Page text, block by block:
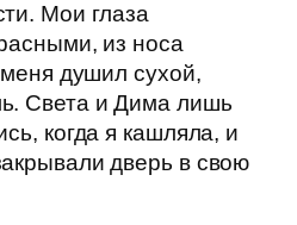
Мои глаза
из носа
душил сухой,
Света и Дима лишь
когда я кашляла, и
дверь в свою